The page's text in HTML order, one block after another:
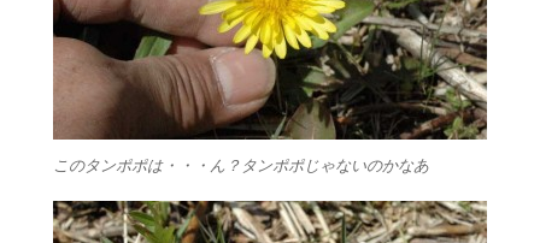
このタンポポは・・・ん？タンポポじゃないのかなあ